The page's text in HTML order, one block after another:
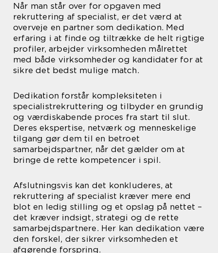
Når man står over for opgaven med
rekruttering af specialist, er det værd at
overveje en partner som dedikation. Med
erfaring i at finde og tiltrække de helt rigtige
profiler, arbejder virksomheden målrettet
med både virksomheder og kandidater for at
sikre det bedst mulige match.
Dedikation forstår kompleksiteten i
specialistrekruttering og tilbyder en grundig
og værdiskabende proces fra start til slut.
Deres ekspertise, netværk og menneskelige
tilgang gør dem til en betroet
samarbejdspartner, når det gælder om at
bringe de rette kompetencer i spil.
Afslutningsvis kan det konkluderes, at
rekruttering af specialist kræver mere end
blot en ledig stilling og et opslag på nettet –
det kræver indsigt, strategi og de rette
samarbejdspartnere. Her kan dedikation være
den forskel, der sikrer virksomheden et
afgørende forspring.